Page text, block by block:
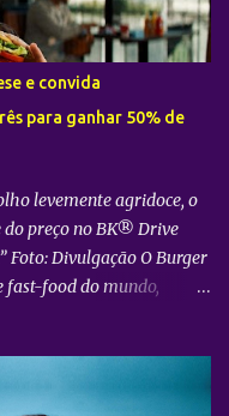
da parceria, a sorveteria
, um momento especial
que combina
o clima do Festival
terão 20% de desconto
e convida
para ganhar 50% de
levemente agridoce, o
preço no BK® Drive
Foto: Divulgação O Burger
fast-food do mundo,
da plataforma The Kings